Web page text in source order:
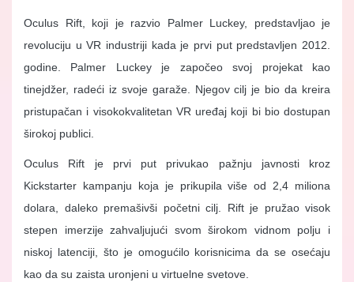
Oculus Rift, koji je razvio Palmer Luckey, predstavljao je
revoluciju u VR industriji kada je prvi put predstavljen 2012.
godine. Palmer Luckey je započeo svoj projekat kao
tinejdžer, radeći iz svoje garaže. Njegov cilj je bio da kreira
pristupačan i visokokvalitetan VR uređaj koji bi bio dostupan
širokoj publici.
Oculus Rift je prvi put privukao pažnju javnosti kroz
Kickstarter kampanju koja je prikupila više od 2,4 miliona
dolara, daleko premašivši početni cilj. Rift je pružao visok
stepen imerzije zahvaljujući svom širokom vidnom polju i
niskoj latenciji, što je omogućilo korisnicima da se osećaju
kao da su zaista uronjeni u virtuelne svetove.